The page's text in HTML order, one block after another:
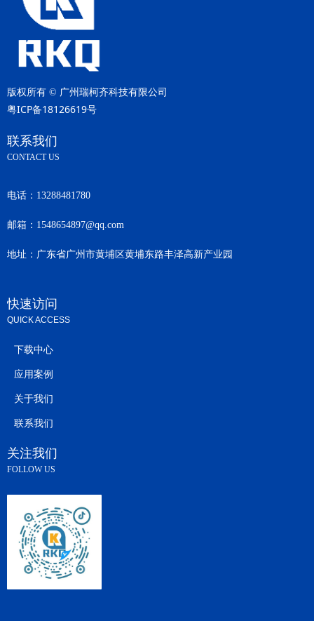
关注我们
FOLLOW US
版权所有 © 广州瑞柯齐科技有限公司
粤ICP备18126619号
电话： 13288481780
邮箱： 1548654897@qq.com
地址： 广东省广州市黄埔区黄埔东路丰泽高新产业园
联系我们
CONTACT US
快速访问
QUICK ACCESS
下载中心
应用案例
关于我们
联系我们